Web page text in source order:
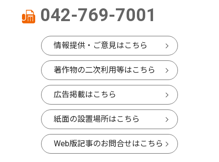
042-769-7001
情報提供・ご意見はこちら
著作物の二次利用等はこちら
広告掲載はこちら
紙面の設置場所はこちら
Web版記事のお問合せはこちら